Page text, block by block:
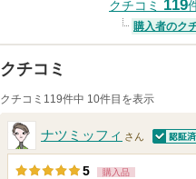
クチコミ 119
購入者のク
クチコミ
クチコミ119件中 10件目を表示
ナツミッフィ さん
認証済
5 購入品